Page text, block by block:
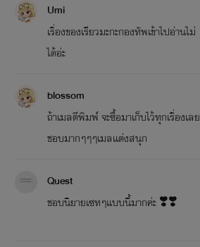
Umi
เรื่องของเรียวมะกะกองทัพเข้าไปอ่านไม่
ได้อ่ะ
ิblossom
ถ้าเมลตีพิมพ์ จะซื้อมาเก็บไว้ทุกเรื่องเลย
ชอบมากๆๆๆเมลเเต่งสนุก
Quest
ชอบนิยายเซทๆแบบนี้มากค่ะ ❣️❣️